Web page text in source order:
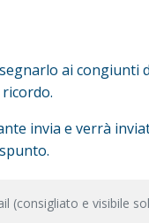
ai congiunti
invia e verrà